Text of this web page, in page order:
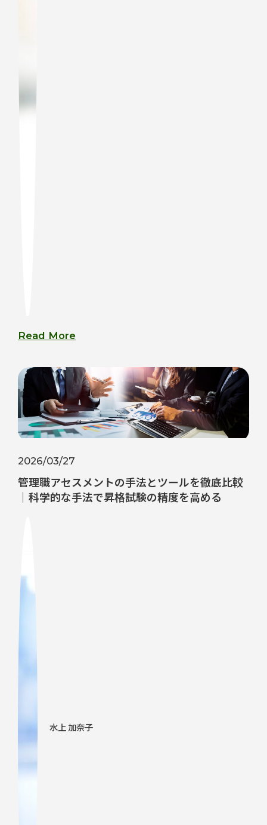
Read More
2026/03/27
管理職アセスメントの手法とツールを徹底比較
｜科学的な手法で昇格試験の精度を高める
水上 加奈子